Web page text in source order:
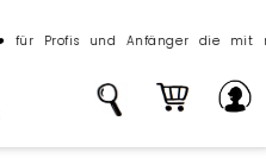
die mit richtigen